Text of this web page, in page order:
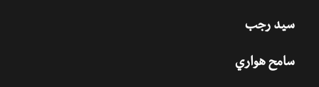
سيد رجب
سامح هواري